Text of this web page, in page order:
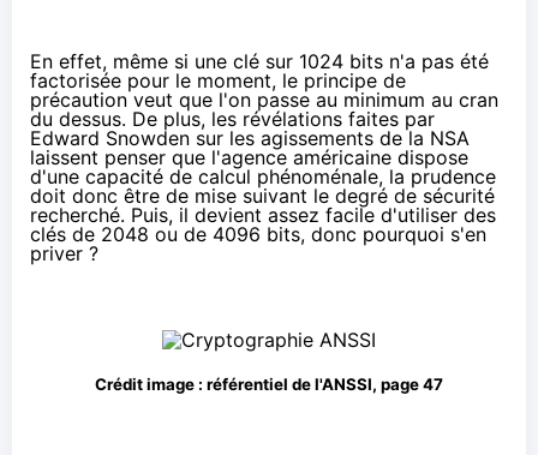
En effet, même si une clé sur 1024 bits n'a pas été
factorisée pour le moment, le principe de
précaution veut que l'on passe au minimum au cran
du dessus. De plus, les révélations faites par
Edward Snowden sur les agissements de la NSA
laissent penser que l'agence américaine dispose
d'une capacité de calcul phénoménale, la prudence
doit donc être de mise suivant le degré de sécurité
recherché. Puis, il devient assez facile d'utiliser des
clés de 2048 ou de 4096 bits, donc pourquoi s'en
priver ?
Crédit image : référentiel de l'ANSSI, page 47